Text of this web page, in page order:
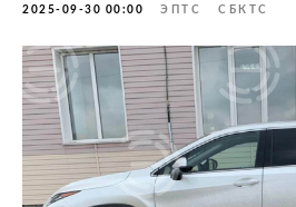
2025-09-30 00:00 ЭПТС СБКТС